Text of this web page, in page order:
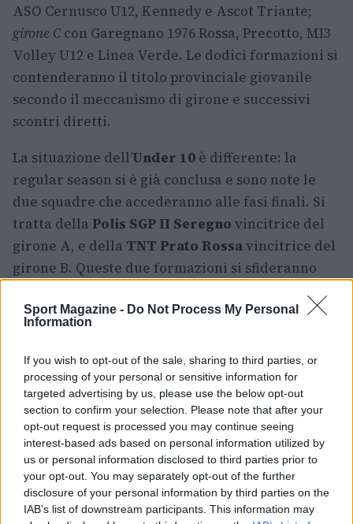
Sport Magazine - Do Not Process My Personal
Information
If you wish to opt-out of the sale, sharing to third parties, or
processing of your personal or sensitive information for
targeted advertising by us, please use the below opt-out
section to confirm your selection. Please note that after your
opt-out request is processed you may continue seeing
interest-based ads based on personal information utilized by
us or personal information disclosed to third parties prior to
your opt-out. You may separately opt-out of the further
disclosure of your personal information by third parties on the
IAB’s list of downstream participants. This information may
ASO Cernusco U12, Kennedy e Ascot Triante;
girone C con Garegnano 1976 Rossa, Precotto, MI3
Volley U12 e Linea Verde. Le dodici formazioni si
contenderanno il titolo provinciale giovanile
secondo il meccanismo di girone e successivi
scontri diretti.
La situazione dell’Under 10 è differente: la
regular season si è già conclusa e sono note le
due squadre che accederanno alle fasi finali. Si
tratta della Polis SGP II Seregno vincitrice del
girone A, e della TNT Prato Rossavincitrice del
girone B. Queste due formazioni si sfideranno
giovanile.
coinvolte, provvedimenti e comunicati è
disponibile unPDF riassuntivoche raggruppa
tutte le competizioni suddivise per sport,
disciplina e categoria. Il documento è pensato
per offrire una panoramica completa e ordinata
delle manifestazioni in programma.